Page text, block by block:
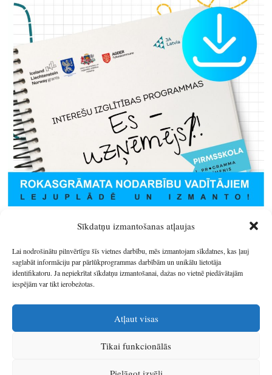
Sīkdatņu izmantošanas atļaujas
Lai nodrošinātu pilnvērtīgu šīs vietnes darbību, mēs izmantojam sīkdatnes, kas ļauj
saglabāt informāciju par pārlūkprogrammas darbībām un unikālu lietotāja
identifikatoru. Ja nepiekrītat sīkdatņu izmantošanai, dažas no vietnē piedāvātajām
iespējām var tikt ierobežotas.
Atļaut visas
Tikai funkcionālās